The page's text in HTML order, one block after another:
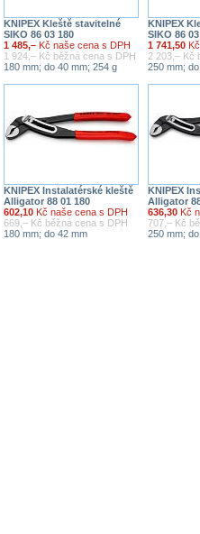
KNIPEX Kleště stavitelné
SIKO 86 03 180
1 485,– Kč naše cena s DPH
1 924,– Kč běžná cena s DPH
180 mm; do 40 mm; 254 g
KNIPEX
SIKO 86
1 741,50
2 203,– Kč
250 mm;
KNIPEX Instalatérské kleště
Alligator 88 01 180
602,10 Kč naše cena s DPH
669,– Kč běžná cena s DPH
180 mm; do 42 mm
KNIPEX
Alligator
636,30 Kč
707,– Kč
250 mm;